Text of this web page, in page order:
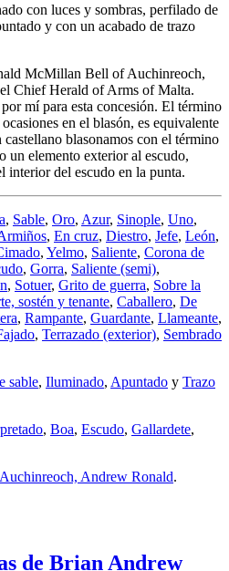
con luces y sombras, perfilado de
y con un acabado de trazo
McMillan Bell of Auchinreoch,
Chief Herald of Arms of Malta.
mí para esta concesión. El término
en el blasón, es equivalente
castellano blasonamos con el término
un elemento exterior al escudo,
interior del escudo en la punta.
, Sable, Oro, Azur, Sinople, Uno,
, En cruz, Diestro, Jefe, León,
, Yelmo, Saliente, Corona de
, Gorra, Saliente (semi),
, Sotuer, Grito de guerra, Sobre la
sostén y tenante, Caballero, De
, Rampante, Guardante, Llameante,
, Terrazado (exterior), Sembrado
sable, Iluminado, Apuntado y Trazo
, Boa, Escudo, Gallardete,
Andrew Ronald.
de Brian Andrew